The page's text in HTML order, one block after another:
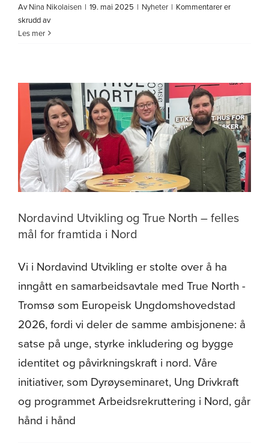
AvNina Nikolaisen | 19. mai 2025 | Nyheter | Kommentarer er
skrudd avfor
Hvordan
bærekraftig
arbeidsrekruttering
i
Nord
Norge?
Nordnorsk
debatt
Les mer
Nordavind Utvikling og True North – felles
mål for framtida i Nord
Vi i Nordavind Utvikling er stolte over å ha
inngått en samarbeidsavtale med True North -
Tromsø som Europeisk Ungdomshovedstad
2026, fordi vi deler de samme ambisjonene: å
satse på unge, styrke inkludering og bygge
identitet og påvirkningskraft i nord. Våre
initiativer, som Dyrøyseminaret, Ung Drivkraft
og programmet Arbeidsrekruttering i Nord, går
hånd i hånd